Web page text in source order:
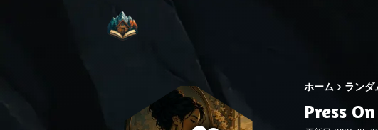
ホーム ランダ
Press